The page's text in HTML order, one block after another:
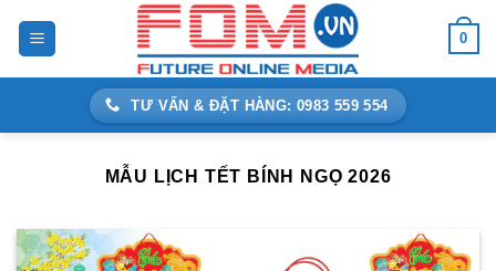
0
TƯ VẤN & ĐẶT HÀNG: 0983 559 554
MẪU LỊCH TẾT BÍNH NGỌ 2026